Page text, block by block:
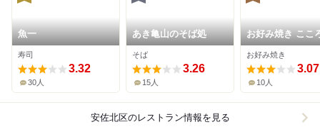
魚一
寿司
3.32
30人
あき亀山のそば処
そば
3.26
15人
お好み焼き ここ
お好み焼き
3.07
10人
安佐北区のレストラン情報を見る